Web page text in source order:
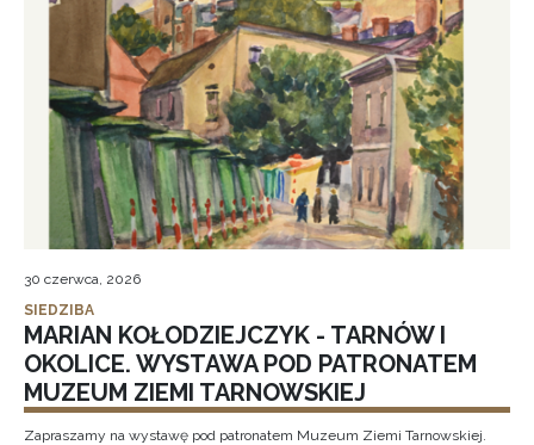
30 czerwca, 2026
SIEDZIBA
MARIAN KOŁODZIEJCZYK - TARNÓW I
OKOLICE. WYSTAWA POD PATRONATEM
MUZEUM ZIEMI TARNOWSKIEJ
Zapraszamy na wystawę pod patronatem Muzeum Ziemi Tarnowskiej.